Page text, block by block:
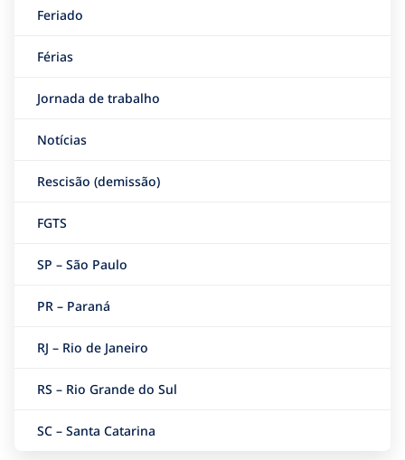
Feriado
Férias
Jornada de trabalho
Notícias
Rescisão (demissão)
FGTS
SP – São Paulo
PR – Paraná
RJ – Rio de Janeiro
RS – Rio Grande do Sul
SC – Santa Catarina